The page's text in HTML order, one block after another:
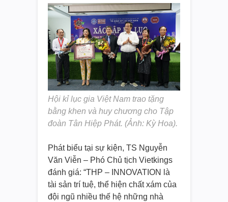
Hội kỉ lục gia Việt Nam trao tặng
bằng khen và huy chương cho Tập
đoàn Tân Hiệp Phát. (Ảnh: Kỳ Hoa).
Phát biểu tại sự kiện, TS Nguyễn
Văn Viễn – Phó Chủ tịch Vietkings
đánh giá: “THP – INNOVATION là
tài sản trí tuệ, thể hiện chất xám của
đội ngũ nhiều thế hệ những nhà